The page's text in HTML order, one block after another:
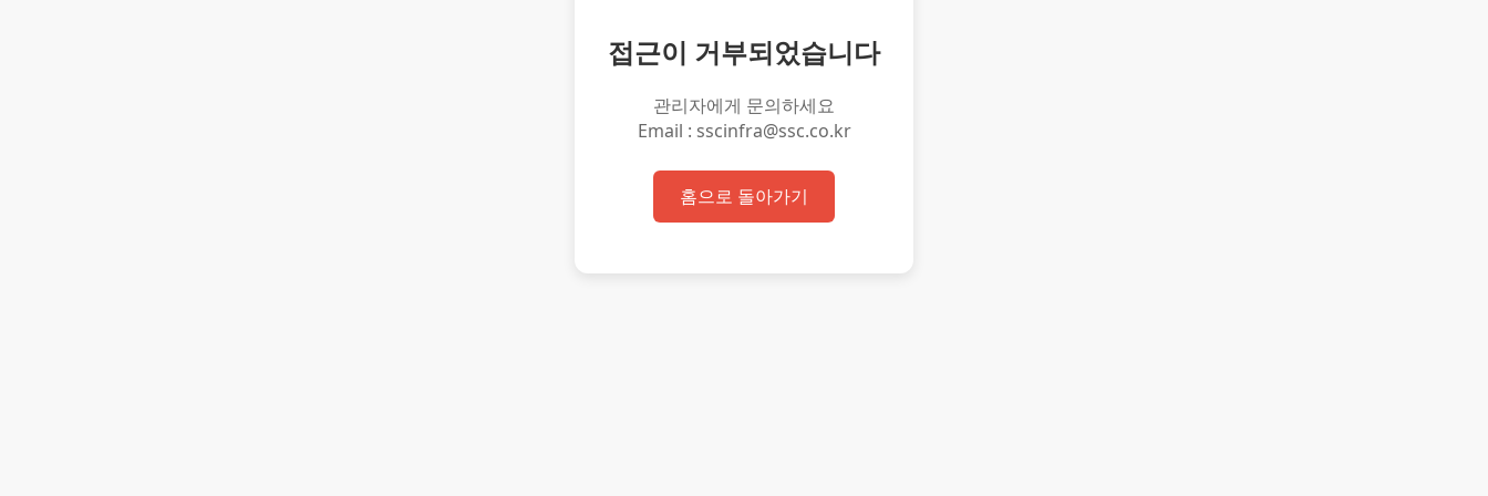
접근이 거부되었습니다
관리자에게 문의하세요
Email : sscinfra@ssc.co.kr
홈으로 돌아가기